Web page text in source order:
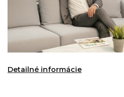
Detailné informácie